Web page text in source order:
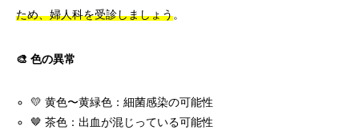
ため、婦人科を受診しましょう。
🎨 色の異常
💛 黄色〜黄緑色：細菌感染の可能性
🤎 茶色：出血が混じっている可能性